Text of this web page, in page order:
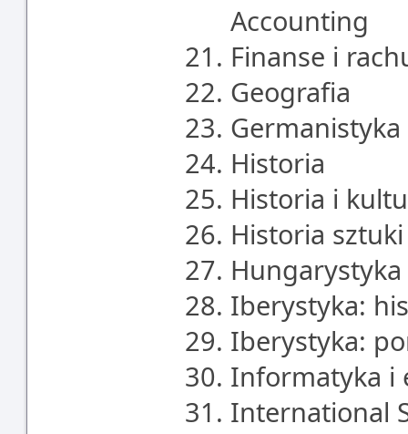
Accounting
Finanse i
Geografia
Germanistyka
Historia
Historia i
Historia sztuki
Hungarystyka
Iberystyka:
Iberystyka:
Informatyka i
International